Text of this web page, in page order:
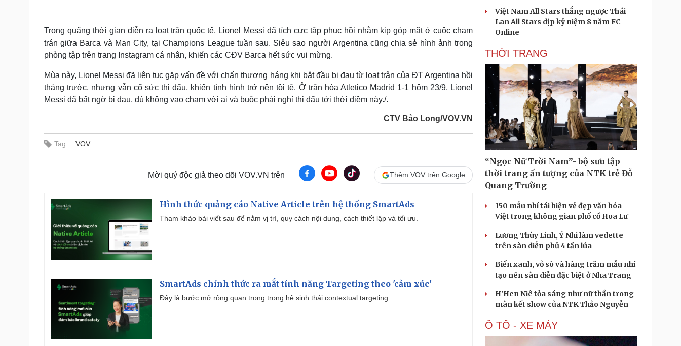
Trong quãng thời gian diễn ra loạt trận quốc tế, Lionel Messi đã tích cực tập phục hồi nhằm kịp góp mặt ở cuộc chạm
trán giữa Barca và Man City, tại Champions League tuần sau. Siêu sao người Argentina cũng chia sẻ hình ảnh trong
phòng tập trên trang Instagram cá nhân, khiến các CĐV Barca hết sức vui mừng.
Mùa này, Lionel Messi đã liên tục gặp vấn đề với chấn thương háng khi bắt đầu bị đau từ loạt trận của ĐT Argentina hồi
tháng trước, nhưng vẫn cố sức thi đấu, khiến tình hình trở nên tồi tệ. Ở trận hòa Atletico Madrid 1-1 hôm 23/9, Lionel
Messi đã bất ngờ bị đau, dù không vao chạm với ai và buộc phải nghỉ thi đấu tới thời điềm này./.
CTV Bảo Long/VOV.VN
Tag: VOV
Mời quý độc giả theo dõi VOV.VN trên Thêm VOV trên Google
Hình thức quảng cáo Native Article trên hệ thống SmartAds
Tham khảo bài viết sau để nắm vị trí, quy cách nội dung, cách thiết lập và tối ưu.
SmartAds chính thức ra mắt tính năng Targeting theo 'cảm xúc'
Đây là bước mở rộng quan trọng trong hệ sinh thái contextual targeting.
Việt Nam All Stars thắng ngược Thái
Lan All Stars dịp kỷ niệm 8 năm FC
Online
THỜI TRANG
“Ngọc Nữ Trời Nam”- bộ sưu tập
thời trang ấn tượng của NTK trẻ Đỗ
Quang Trường
150 mẫu nhí tái hiện vẻ đẹp văn hóa
Việt trong không gian phố cổ Hoa Lư
Lương Thùy Linh, Ý Nhi làm vedette
trên sàn diễn phủ 4 tấn lúa
Biển xanh, vỏ sò và hàng trăm mẫu nhí
tạo nên sàn diễn đặc biệt ở Nha Trang
H'Hen Niê tỏa sáng như nữ thần trong
màn kết show của NTK Thảo Nguyễn
Ô TÔ - XE MÁY